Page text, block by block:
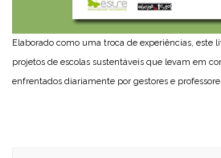
Elaborado como uma troca de experiências, este
projetos de escolas sustentáveis que levam em
enfrentados diariamente por gestores e